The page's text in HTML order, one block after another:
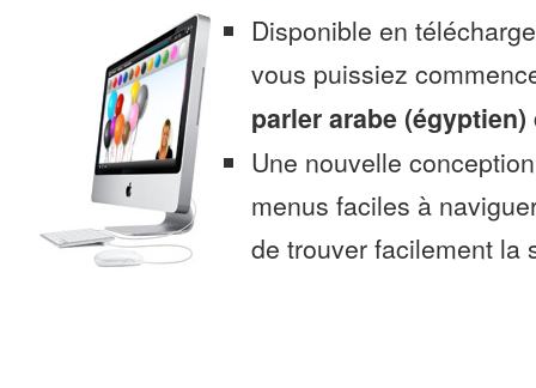
Disponible en
vous puissiez
parler arabe (égyptien)
Une nouvelle
menus faciles à
de trouver facilement la